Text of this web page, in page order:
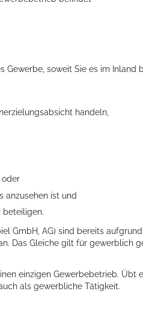
soweit Sie es im Inland
handeln,
oder
anzusehen ist und
beteiligen.
GmbH, AG) sind bereits
Das Gleiche gilt für gewerblich
einzigen Gewerbebetrieb.
als gewerbliche Tätigkeit.